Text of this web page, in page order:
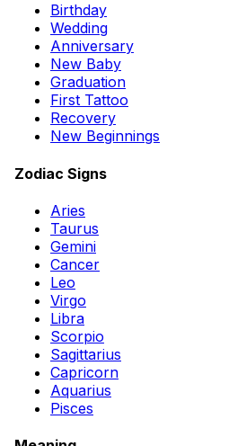
Birthday
Wedding
Anniversary
New Baby
Graduation
First Tattoo
Recovery
New Beginnings
Zodiac Signs
Aries
Taurus
Gemini
Cancer
Leo
Virgo
Libra
Scorpio
Sagittarius
Capricorn
Aquarius
Pisces